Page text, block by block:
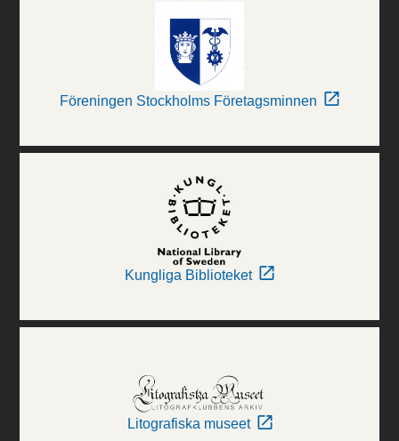
Föreningen Stockholms Företagsminnen
Kungliga Biblioteket
Litografiska museet